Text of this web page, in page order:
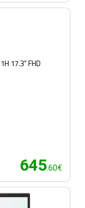
17.3" FHD
645.60€